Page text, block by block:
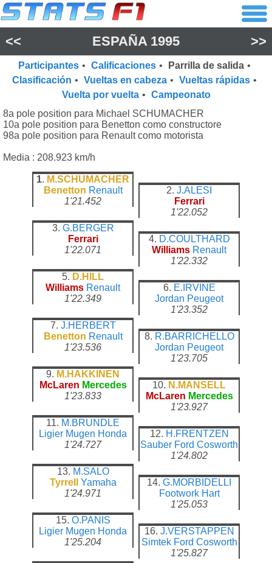
<< ESPAÑA 1995 >>
Participantes • Calificaciones • Parrilla de salida •
Clasificación • Vueltas en cabeza • Vueltas rápidas •
Vuelta por vuelta • Campeonato
8a pole position para Michael SCHUMACHER
10a pole position para Benetton como constructore
98a pole position para Renault como motorista
Media : 208.923 km/h
1. M.SCHUMACHER
Benetton Renault
1'21.452
2. J.ALESI
Ferrari
1'22.052
3. G.BERGER
Ferrari
1'22.071
4. D.COULTHARD
Williams Renault
1'22.332
5. D.HILL
Williams Renault
1'22.349
6. E.IRVINE
Jordan Peugeot
1'23.352
7. J.HERBERT
Benetton Renault
1'23.536
8. R.BARRICHELLO
Jordan Peugeot
1'23.705
9. M.HAKKINEN
McLaren Mercedes
1'23.833
10. N.MANSELL
McLaren Mercedes
1'23.927
11. M.BRUNDLE
Ligier Mugen Honda
1'24.727
12. H.FRENTZEN
Sauber Ford Cosworth
1'24.802
13. M.SALO
Tyrrell
Yamaha
1'24.971
14. G.MORBIDELLI
Footwork Hart
1'25.053
15. O.PANIS
Ligier Mugen Honda
1'25.204
16. J.VERSTAPPEN
Simtek Ford Cosworth
1'25.827